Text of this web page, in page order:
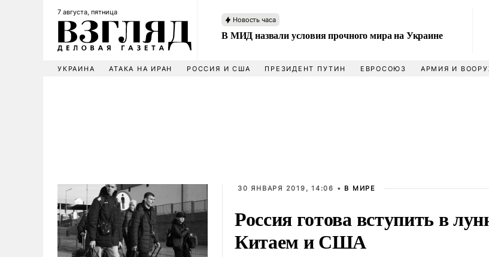
7 августа, пятница
Новость часа
В МИД назвали условия прочного мира на Украине
УКРАИНА АТАКА НА ИРАН РОССИЯ И США ПРЕЗИДЕНТ ПУТИН ЕВРОСОЮЗ АРМИЯ И
30 ЯНВАРЯ 2019, 14:06 • В МИРЕ
Россия готова вступить в
Китаем и США